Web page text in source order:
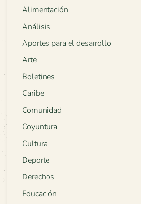
Alimentación
Análisis
Aportes para el desarrollo
Arte
Boletines
Caribe
Comunidad
Coyuntura
Cultura
Deporte
Derechos
Educación